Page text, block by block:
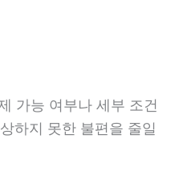
가능 여부나 세부 조건
하지 못한 불편을 줄일